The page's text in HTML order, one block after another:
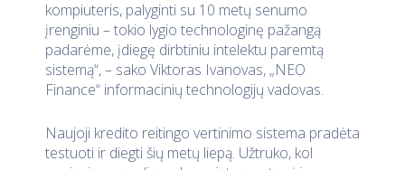
kompiuteris, palyginti su 10 metų senumo
įrenginiu – tokio lygio technologinę pažangą
padarėme, įdiegę dirbtiniu intelektu paremtą
sistemą“, – sako Viktoras Ivanovas, „NEO
Finance“ informacinių technologijų vadovas.
Naujoji kredito reitingo vertinimo sistema pradėta
testuoti ir diegti šių metų liepą. Užtruko, kol